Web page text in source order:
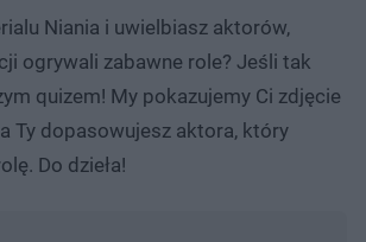
Niania i uwielbiasz aktorów,
ogrywali zabawne role? Jeśli tak
quizem! My pokazujemy Ci zdjęcie
Ty dopasowujesz aktora, który
Do dzieła!